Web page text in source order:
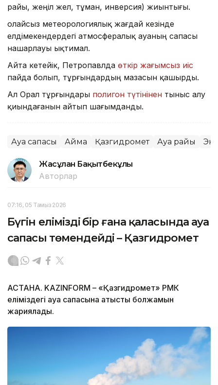
райы, жеңіл жел, тұман, инверсия) жиынтығы.
Қолайсыз метеорологиялық жағдай кезінде
елдімекендердегі атмосфералық ауаның сапасы
нашарлауы ықтимал.
Айта кетейік, Петропавлда өткір жағымсыз иіс
пайда болып, тұрғындардың мазасын қашырды.
Ал Орал тұрғындары полигон түтінінен тыныс алу
қиындағанын айтып шағымданды.
Ауа сапасы Аймақ Қазгидромет Ауа райы
Жасұлан Бақытбекұлы
Авторлар
07:16, 05 Тамыз 2026
Бүгін еліміздің бір ғана қаласында ауа
сапасы төмендейді – Қазгидромет
АСТАНА. KAZINFORM – «Қазгидромет» РМК
еліміздегі ауа сапасына қатысты болжамын
жариялады.